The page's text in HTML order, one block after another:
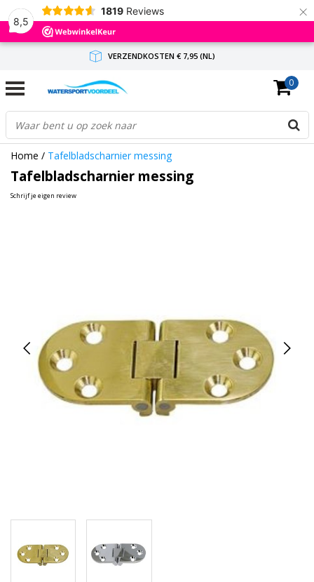
8,5
1819 Reviews ×
VERZENDKOSTEN € 7,95 (NL)
GRATIS VERZENDING(NL) VANAF € 65,-
BINNEN 1-3 WERKDAGEN ANTWOORD
0
Home / Tafelbladscharnier messing
Tafelbladscharnier messing
Schrijf je eigen review